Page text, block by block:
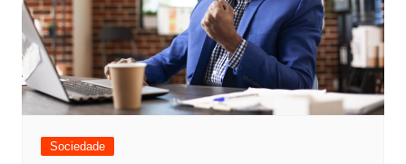
Sociedade